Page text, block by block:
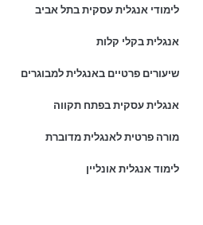
לימודי אנגלית עסקית בתל אביב
אנגלית בקלי קלות
שיעורים פרטיים באנגלית למבוגרים
אנגלית עסקית בפתח תקווה
מורה פרטית לאנגלית מדוברת
לימוד אנגלית אונליין